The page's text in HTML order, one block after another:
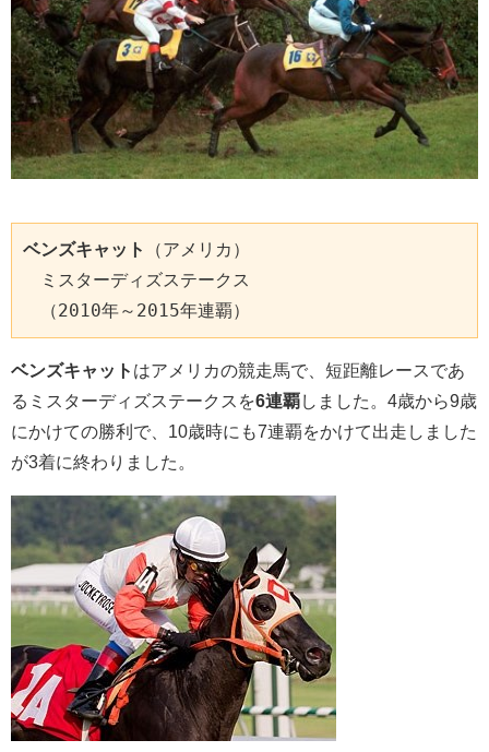
ベンズキャット
（アメリカ）
ミスターディズステークス
（2010年～2015年連覇）
ベンズキャット はアメリカの競走馬で、短距離レースであ
るミスターディズステークスを6連覇しました。4歳から9歳
にかけての勝利で、10歳時にも7連覇をかけて出走しました
が3着に終わりました。